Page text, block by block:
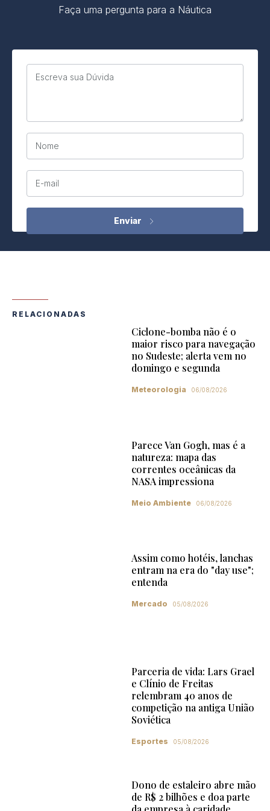
Faça uma pergunta para a Náutica
Escreva sua Dúvida
Nome
E-mail
RELACIONADAS
Ciclone-bomba não é o
maior risco para navegação
no Sudeste; alerta vem no
domingo e segunda
Meteorologia 06/08/2026
Parece Van Gogh, mas é a
natureza: mapa das
correntes oceânicas da
NASA impressiona
Meio Ambiente 06/08/2026
Assim como hotéis, lanchas
entram na era do "day use";
entenda
Mercado 05/08/2026
Parceria de vida: Lars Grael
e Clínio de Freitas
relembram 40 anos de
competição na antiga União
Soviética
Esportes 05/08/2026
Dono de estaleiro abre mão
de R$ 2 bilhões e doa parte